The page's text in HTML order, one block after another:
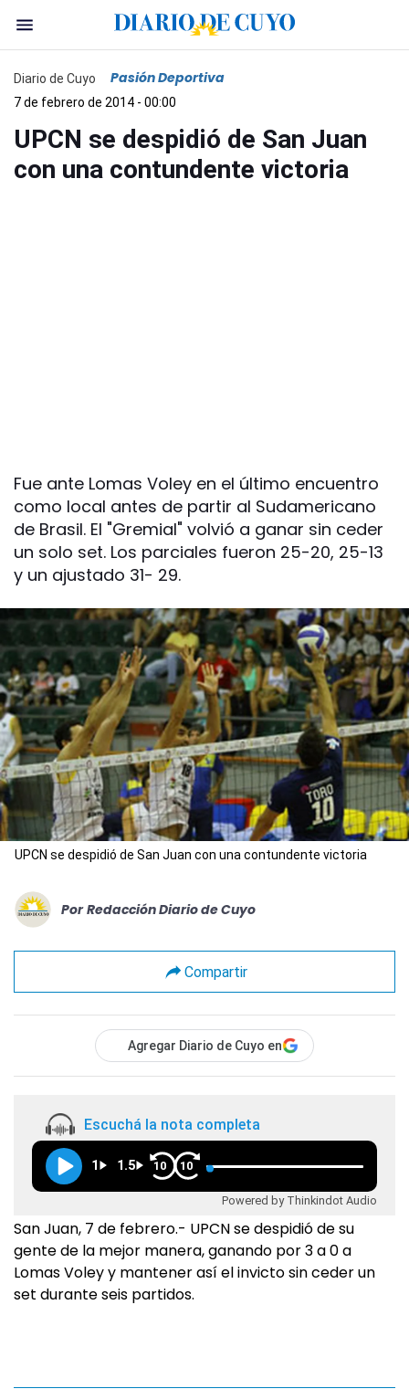
Diario de Cuyo Pasión Deportiva
7 de febrero de 2014 - 00:00
UPCN se despidió de San Juan
con una contundente victoria
Fue ante Lomas Voley en el último encuentro
como local antes de partir al Sudamericano
de Brasil. El "Gremial" volvió a ganar sin ceder
un solo set. Los parciales fueron 25-20, 25-13
y un ajustado 31- 29.
UPCN se despidió de San Juan con una contundente victoria
Por Redacción Diario de Cuyo
Compartir
Agregar Diario de Cuyo en
Escuchá la nota completa
1 1.5 10 10
Powered by Thinkindot Audio
San Juan, 7 de febrero.- UPCN se despidió de su
gente de la mejor manera, ganando por 3 a 0 a
Lomas Voley y mantener así el invicto sin ceder un
set durante seis partidos.